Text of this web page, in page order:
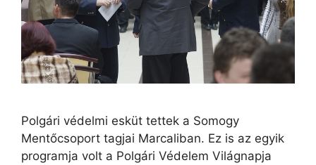
Polgári védelmi esküt tettek a Somogy
Mentőcsoport tagjai Marcaliban. Ez is az egyik
programja volt a Polgári Védelem Világnapja